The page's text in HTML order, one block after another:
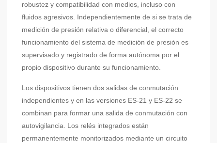
robustez y compatibilidad con medios, incluso con
fluidos agresivos. Independientemente de si se trata de
medición de presión relativa o diferencial, el correcto
funcionamiento del sistema de medición de presión es
supervisado y registrado de forma autónoma por el
propio dispositivo durante su funcionamiento.
Los dispositivos tienen dos salidas de conmutación
independientes y en las versiones ES-21 y ES-22 se
combinan para formar una salida de conmutación con
autovigilancia. Los relés integrados están
permanentemente monitorizados mediante un circuito